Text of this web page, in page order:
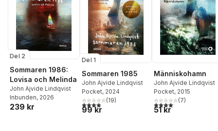
Del 2
Sommaren 1986:
Lovisa och Melinda
John Ajvide Lindqvist
Inbunden, 2026
239 kr
Del 1
Sommaren 1985
John Ajvide Lindqvist
Pocket, 2024
3,9utav 5 stjärnor. Totalt antal röster:
(19)
99 kr
Människohamn
John Ajvide Lindqvist
Pocket, 2015
4,1utav 5 stjärnor.
(7)
51 kr